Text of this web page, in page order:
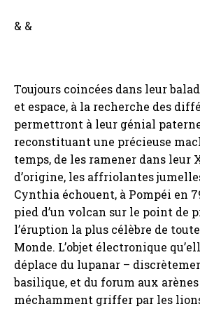
& &
Toujours coincées dans leur
et espace, à la recherche des
permettront à leur génial
reconstituant une précieuse
temps, de les ramener dans leur
d’origine, les affriolantes
Cynthia échouent, à Pompéi en
pied d’un volcan sur le point de
l’éruption la plus célèbre de
Monde. L’objet électronique
déplace du lupanar –
basilique, et du forum aux
méchamment griffer par les